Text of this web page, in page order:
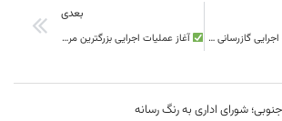
بزرگترین عملیات اجرایی گازرسانی در کشور در خراسان جنوبی اجرایی خواهد شد
بعدی
آغاز عملیات اجرایی بزرگترین مرکز تجاری رفاهی شرق کشور در بند دره
شورای اداری به رنگ رسانه